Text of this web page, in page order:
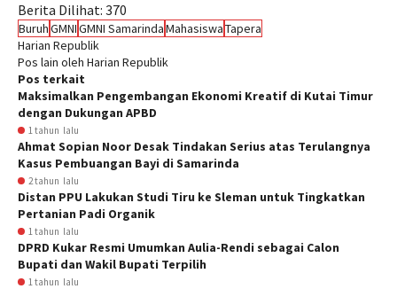
Berita Dilihat: 370
BuruhGMNIGMNI SamarindaMahasiswaTapera
Harian Republik
Pos lain oleh Harian Republik
Pos terkait
Maksimalkan Pengembangan Ekonomi Kreatif di Kutai Timur
dengan Dukungan APBD
1 tahun lalu
Ahmat Sopian Noor Desak Tindakan Serius atas Terulangnya
Kasus Pembuangan Bayi di Samarinda
2 tahun lalu
Distan PPU Lakukan Studi Tiru ke Sleman untuk Tingkatkan
Pertanian Padi Organik
1 tahun lalu
DPRD Kukar Resmi Umumkan Aulia-Rendi sebagai Calon
Bupati dan Wakil Bupati Terpilih
1 tahun lalu